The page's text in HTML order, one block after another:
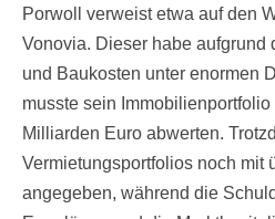
Porwoll verweist etwa auf den
Vonovia. Dieser habe aufgrund
und Baukosten unter enormen
musste sein
Milliarden Euro abwerten.
Vermietungsportfolios noch mit
angegeben, während die